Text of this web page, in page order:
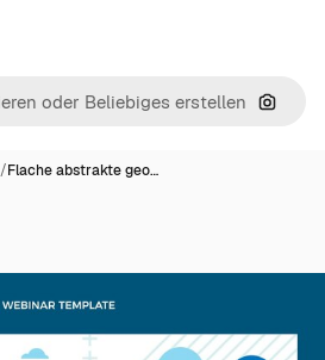
Nach
/Flache abstrakte geo…